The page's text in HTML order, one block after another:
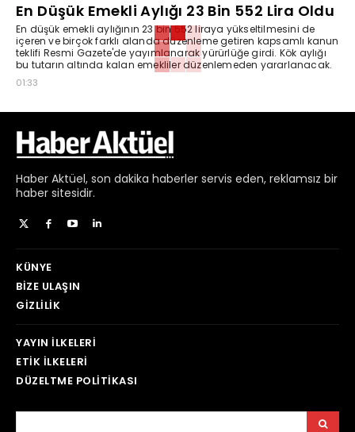
En Düşük Emekli Aylığı 23 Bin 552 Lira Oldu
En düşük emekli aylığının 23 bin 552 liraya yükseltilmesini de
içeren ve birçok farklı alanda düzenleme getiren kapsamlı kanun
teklifi Resmi Gazete'de yayımlanarak yürürlüğe girdi. Kök aylığı
bu tutarın altında kalan emekliler düzenlemeden yararlanacak.
01:33
Haber Aktüel, son dakika haberler servis eden, reklamsız bir
haber sitesidir.
KÜNYE
BIZE ULAŞIN
GIZLILIK
YAYIN İLKELERI
ETIK İLKELERI
DÜZELTME POLITIKASI